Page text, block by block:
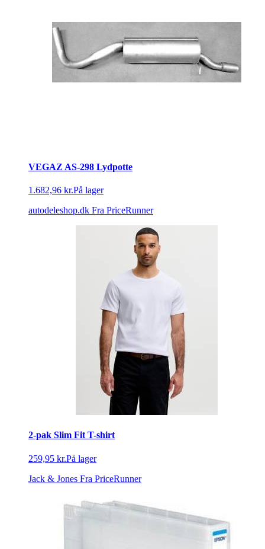
VEGAZ AS-298 Lydpotte
1.682,96 kr.På lager
autodeleshop.dk Fra PriceRunner
2-pak Slim Fit T-shirt
259,95 kr.På lager
Jack & Jones Fra PriceRunner